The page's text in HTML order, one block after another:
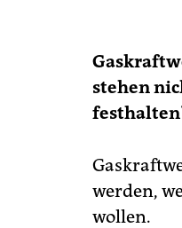
stehen
werden,
wollen.